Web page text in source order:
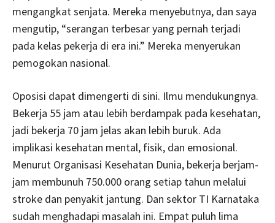
mengangkat senjata. Mereka menyebutnya, dan saya
mengutip, “serangan terbesar yang pernah terjadi
pada kelas pekerja di era ini.” Mereka menyerukan
pemogokan nasional.
Oposisi dapat dimengerti di sini. Ilmu mendukungnya.
Bekerja 55 jam atau lebih berdampak pada kesehatan,
jadi bekerja 70 jam jelas akan lebih buruk. Ada
implikasi kesehatan mental, fisik, dan emosional.
Menurut Organisasi Kesehatan Dunia, bekerja berjam-
jam membunuh 750.000 orang setiap tahun melalui
stroke dan penyakit jantung. Dan sektor TI Karnataka
sudah menghadapi masalah ini. Empat puluh lima